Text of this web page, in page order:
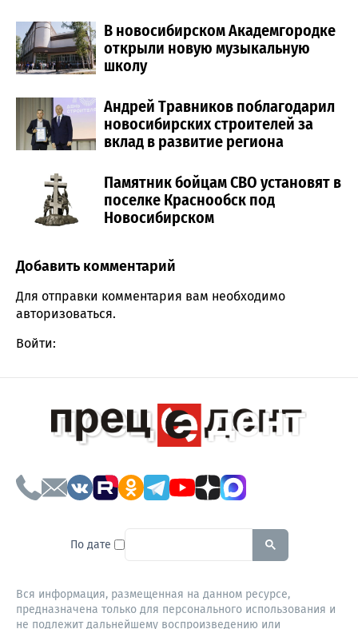
В новосибирском Академгородке
открыли новую музыкальную
школу
Андрей Травников поблагодарил
новосибирских строителей за
вклад в развитие региона
Памятник бойцам СВО установят в
поселке Краснообск под
Новосибирском
Comment section
Добавить комментарий
Для отправки комментария вам необходимо
авторизоваться.
Войти:
По дате To search this site, enter a
Вся информация, размещенная на данном ресурсе,
предназначена только для персонального использования и
не подлежит дальнейшему воспроизведению или